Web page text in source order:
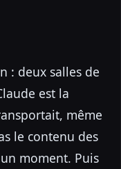
: deux salles de
est la
même
le contenu des
moment. Puis